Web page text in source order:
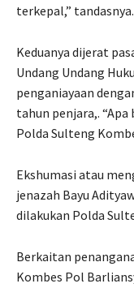
terkepal,” tandasnya.
Keduanya dijerat
Undang Undang
penganiayaan
tahun penjara,.
Polda Sulteng
Ekshumasi atau
jenazah Bayu
dilakukan Polda
Berkaitan
Kombes Pol